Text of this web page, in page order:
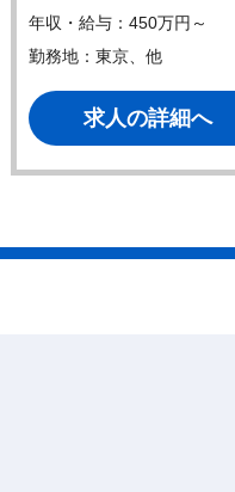
年収・給与：450万円～
勤務地：東京、他
求人の詳細へ